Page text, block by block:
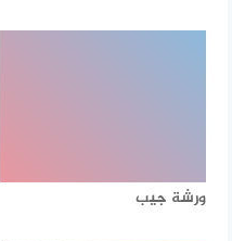
ورشة جيب